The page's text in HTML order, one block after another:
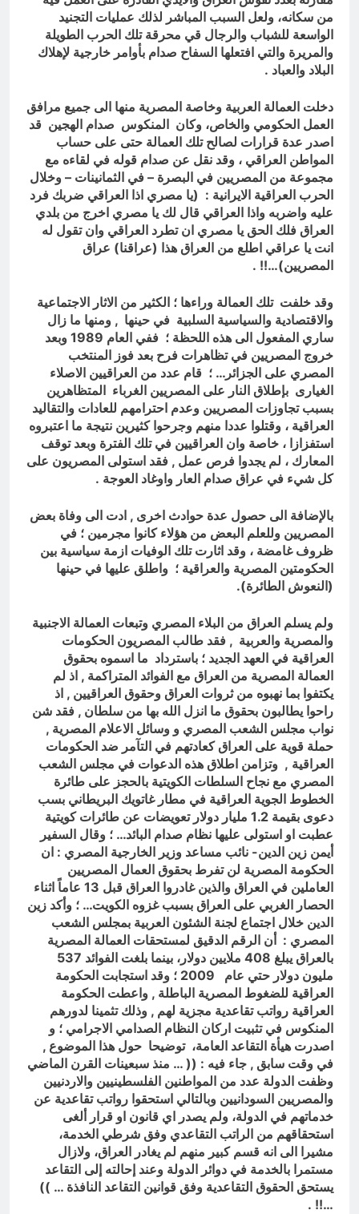
من سكانه، ولعل السبب المباشر لذلك عمليات التجنيد
الواسعة للشباب والرجال قي محرقة تلك الحرب الطويلة
والمريرة والتي افتعلها السفاح صدام بأوامر خارجية لإهلاك
البلاد والعباد .
دخلت العمالة العربية وخاصة المصرية منها الى جميع مرافق
العمل الحكومي والخاص، وكان المنكوس صدام الهجين قد
اصدر عدة قرارات لصالح تلك العمالة حتى على حساب
المواطن العراقي ، وقد نقل عن صدام قوله في لقاءه مع
مجموعة من المصريين في البصرة – في الثمانينات – وخلال
الحرب العراقية الايرانية : (يا مصري اذا العراقي ضربك فرد
عليه واضربه واذا العراقي قال لك يا مصري اخرج من بلدي
العراق فلك الحق يا مصري ان تطرد العراقي وان تقول له
انت يا عراقي اطلع من العراق هذا (عراقنا) عراق
المصريين)…!! .
وقد خلفت تلك العمالة وراءها ؛ الكثير من الاثار الاجتماعية
والاقتصادية والسياسية السلبية في حينها , ومنها ما زال
ساري المفعول الى هذه اللحظة ؛ ففي العام 1989 وبعد
خروج المصريين في تظاهرات فرح بعد فوز المنتخب
المصري على الجزائر… ؛ قام عدد من العراقيين الاصلاء
الغيارى بإطلاق النار على المصريين الغرباء المتظاهرين
بسبب تجاوزات المصريين وعدم احترامهم للعادات والتقاليد
العراقية ، وقتلوا عددا منهم وجرحوا كثيرين نتيجة ما اعتبروه
استفزازا ، خاصة وان العراقيين في تلك الفترة وبعد توقف
المعارك ، لم يجدوا فرص عمل , فقد استولى المصريون على
كل شيء في عراق صدام العار واوغاد العوجة .
بالإضافة الى حصول عدة حوادث اخرى , ادت الى وفاة بعض
المصريين وللعلم البعض من هؤلاء كانوا مجرمين ؛ في
ظروف غامضة ، وقد اثارت تلك الوفيات ازمة سياسية بين
الحكومتين المصرية والعراقية ؛ واطلق عليها في حينها
(النعوش الطائرة).
ولم يسلم العراق من البلاء المصري وتبعات العمالة الاجنبية
والمصرية والعربية , فقد طالب المصريون الحكومات
العراقية في العهد الجديد ؛ باسترداد ما اسموه بحقوق
العمالة المصرية من العراق مع الفوائد المتراكمة , اذ لم
يكتفوا بما نهبوه من ثروات العراق وحقوق العراقيين , اذ
راحوا يطالبون بحقوق ما انزل الله بها من سلطان , فقد شن
نواب مجلس الشعب المصري و وسائل الاعلام المصرية ,
حملة قوية على العراق كعادتهم في التآمر ضد الحكومات
العراقية , وتزامن اطلاق هذه الدعوات في مجلس الشعب
المصري مع نجاح السلطات الكويتية بالحجز على طائرة
الخطوط الجوية العراقية في مطار غاتويك البريطاني بسب
دعوى بقيمة 1.2 مليار دولار تعويضات عن طائرات كويتية
عطبت او استولى عليها نظام صدام البائد… ؛ وقال السفير
أيمن زين الدين- نائب مساعد وزير الخارجية المصري : ان
الحكومة المصرية لن تفرط بحقوق العمال المصريين
العاملين في العراق والذين غادروا العراق قبل 13 عاماً اثناء
الحصار الغربي على العراق بسبب غزوه الكويت… ؛ وأكد زين
الدين خلال اجتماع لجنة الشئون العربية بمجلس الشعب
المصري : أن الرقم الدقيق لمستحقات العمالة المصرية
بالعراق يبلغ 408 ملايين دولار، بينما بلغت الفوائد 537
مليون دولار حتي عام 2009 ؛ وقد استجابت الحكومة
العراقية للضغوط المصرية الباطلة , واعطت الحكومة
العراقية رواتب تقاعدية مجزية لهم , وذلك تثمينا لدورهم
المنكوس في تثبيت اركان النظام الصدامي الاجرامي ؛ و
اصدرت هيأة التقاعد العامة، توضيحا حول هذا الموضوع ,
في وقت سابق , جاء فيه : (( … منذ سبعينات القرن الماضي
وظفت الدولة عدد من المواطنين الفلسطينيين والاردنيين
والمصريين السودانيين وبالتالي استحقوا رواتب تقاعدية عن
خدماتهم في الدولة، ولم يصدر اي قانون او قرار ألغى
استحقاقهم من الراتب التقاعدي وفق شرطي الخدمة،
مشيرا الى انه قسم كبير منهم لم يغادر العراق، ولازال
مستمرا بالخدمة في دوائر الدولة وعند إحالته إلى التقاعد
يستحق الحقوق التقاعدية وفق قوانين التقاعد النافذة … ))
…!! .